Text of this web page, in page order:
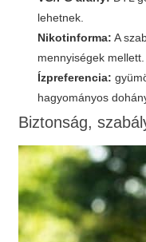
lehetnek.
Nikotinforma: A
mennyiségek mellett.
Ízpreferencia:
hagyományos
Biztonság,